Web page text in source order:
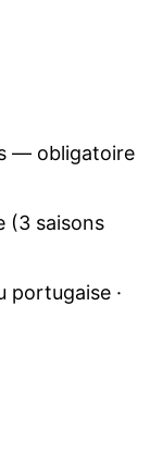
— obligatoire
(3 saisons
portugaise ·